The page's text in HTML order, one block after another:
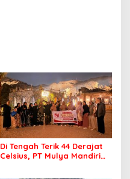
Di Tengah Terik 44 Derajat
Celsius, PT Mulya Mandiri